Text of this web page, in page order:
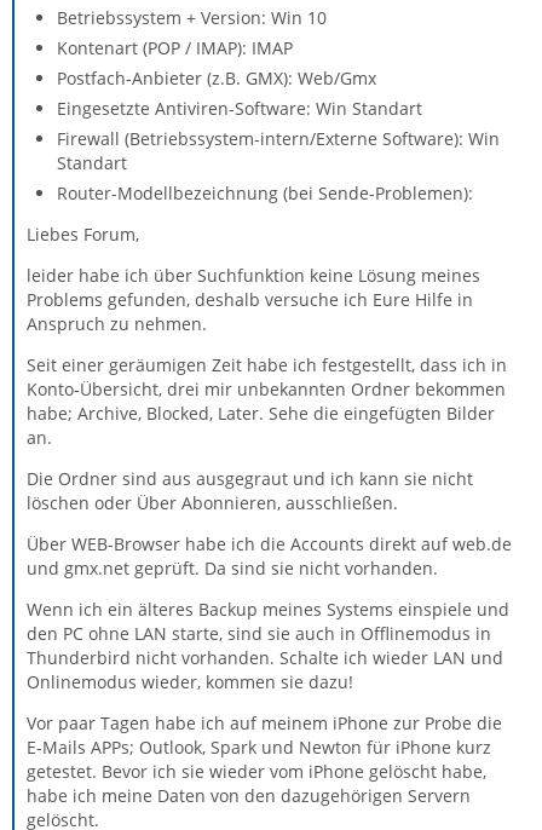
Betriebssystem + Version: Win 10
Kontenart (POP / IMAP): IMAP
Postfach-Anbieter (z.B. GMX): Web/Gmx
Eingesetzte Antiviren-Software: Win Standart
Firewall (Betriebssystem-intern/Externe Software): Win
Standart
Router-Modellbezeichnung (bei Sende-Problemen):
Liebes Forum,
leider habe ich über Suchfunktion keine Lösung meines
Problems gefunden, deshalb versuche ich Eure Hilfe in
Anspruch zu nehmen.
Seit einer geräumigen Zeit habe ich festgestellt, dass ich in
Konto-Übersicht, drei mir unbekannten Ordner bekommen
habe; Archive, Blocked, Later. Sehe die eingefügten Bilder
an.
Die Ordner sind aus ausgegraut und ich kann sie nicht
löschen oder Über Abonnieren, ausschließen.
Über WEB-Browser habe ich die Accounts direkt auf web.de
und gmx.net geprüft. Da sind sie nicht vorhanden.
Wenn ich ein älteres Backup meines Systems einspiele und
den PC ohne LAN starte, sind sie auch in Offlinemodus in
Thunderbird nicht vorhanden. Schalte ich wieder LAN und
Onlinemodus wieder, kommen sie dazu!
Vor paar Tagen habe ich auf meinem iPhone zur Probe die
E-Mails APPs; Outlook, Spark und Newton für iPhone kurz
getestet. Bevor ich sie wieder vom iPhone gelöscht habe,
habe ich meine Daten von den dazugehörigen Servern
gelöscht.